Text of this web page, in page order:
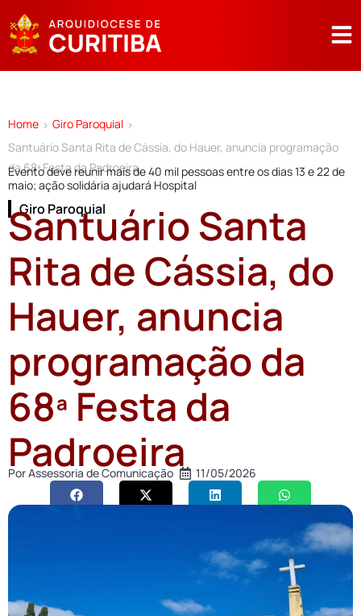
Home > Giro Paroquial >
Santuário Santa Rita de Cássia, do Hauer, anuncia programação
da 68ª Festa da Padroeira
Evento deve reunir mais de 40 mil pessoas entre os dias 13 e 22 de
maio; ação solidária ajudará Hospital
Giro Paroquial
Santuário Santa
Rita de Cássia, do
Hauer, anuncia
programação da
68ª Festa da
Padroeira
PorAssessoria de Comunicação 11/05/2026